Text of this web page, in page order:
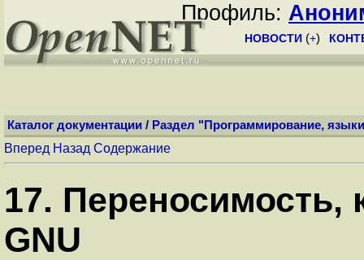
Профиль:
НОВОСТИ (+)
Каталог документации / Раздел "Программирование,
Вперед Назад Содержание
17. Переносимость,
GNU